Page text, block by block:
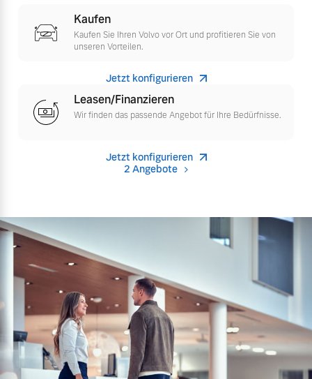
Kaufen
Kaufen Sie Ihren Volvo vor Ort und profitieren Sie von
unseren Vorteilen.
Jetzt konfigurieren
Leasen/Finanzieren
Wir finden das passende Angebot für Ihre Bedürfnisse.
Jetzt konfigurieren
2 Angebote